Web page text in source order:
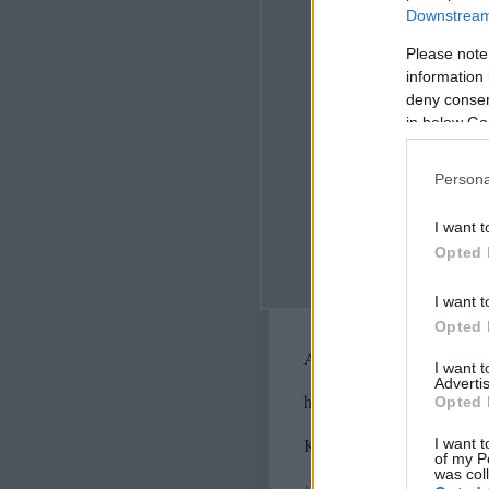
Please
information
deny
in below
I want
Opted
I want
Opted
I want
Opted
I want
of my
was
A bejegyzés trackback címe:
https://fenteslent.blog.hu/
Kommentek: